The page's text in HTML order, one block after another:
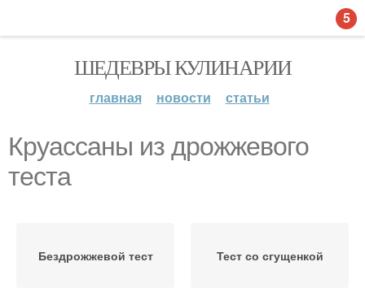
ШЕДЕВРЫ КУЛИНАРИИ
главная новости статьи
Круассаны из дрожжевого
теста
Бездрожжевой тест Тест со сгущенкой
5